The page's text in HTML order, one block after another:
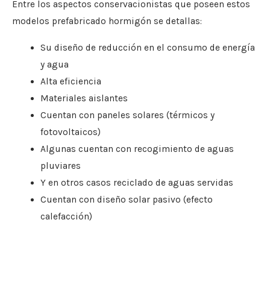
Entre los aspectos conservacionistas que poseen estos
modelos prefabricado hormigón se detallas:
Su diseño de reducción en el consumo de energía
y agua
Alta eficiencia
Materiales aislantes
Cuentan con paneles solares (térmicos y
fotovoltaicos)
Algunas cuentan con recogimiento de aguas
pluviares
Y en otros casos reciclado de aguas servidas
Cuentan con diseño solar pasivo (efecto
calefacción)